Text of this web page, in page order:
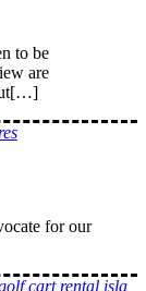
to be
are
for our
cart rental isla